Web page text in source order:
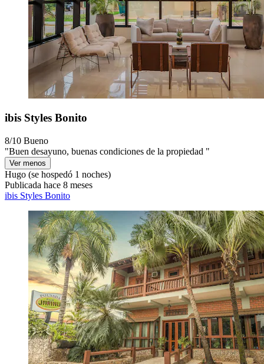
ibis Styles Bonito
8/10 Bueno
"Buen desayuno, buenas condiciones de la propiedad "
Ver menos
Hugo (se hospedó 1 noches)
Publicada hace 8 meses
ibis Styles Bonito